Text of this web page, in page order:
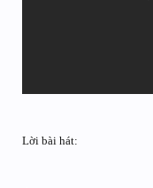
Lời bài hát: